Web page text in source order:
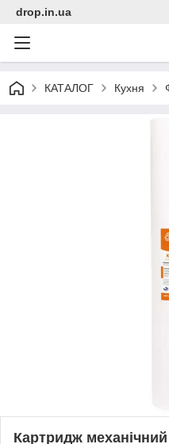
drop.in.ua
КАТАЛОГ Кухня
Картридж